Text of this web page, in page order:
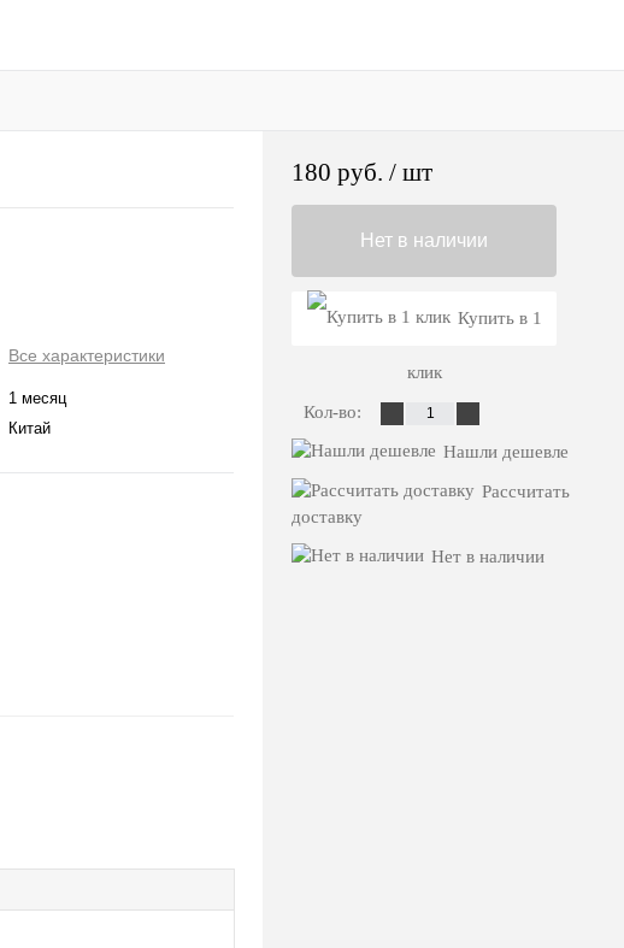
Все характеристики
1 месяц
Китай
180 руб. / шт
Нет в наличии
Купить в 1
клик
Кол-во:
Нашли дешевле
Рассчитать
доставку
Нет в наличии